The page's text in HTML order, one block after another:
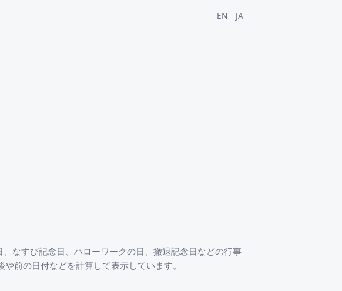
EN JA
なすび記念日、ハローワークの日、撤退記念日などの行事
前の日付などを計算して表示しています。